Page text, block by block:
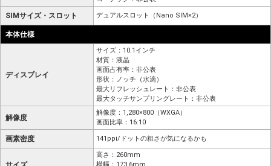
SIMサイズ・スロット デュアルスロット（Nano SIM×2）
本体仕様
ディスプレイ
サイズ：10.1インチ
材質：液晶
画面占有率：非公表
形状：ノッチ（水滴）
最大リフレッシュレート：非公表
最大タッチサンプリングレート：非公表
解像度
解像度：1,280×800（WXGA）
画面比率：16:10
画素密度 141ppi/ドットの粗さが気になるかも
高さ：260mm